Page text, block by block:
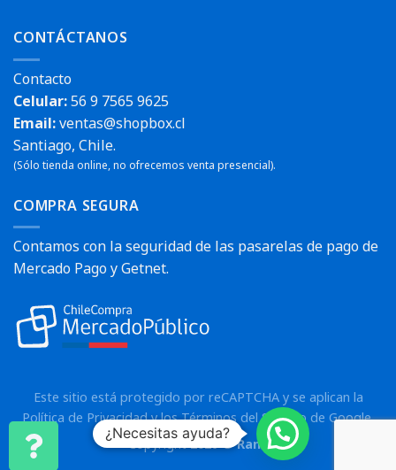
CONTÁCTANOS
Contacto
Celular:56 9 7565 9625
Email:ventas@shopbox.cl
Santiago, Chile.
(Sólo tienda online, no ofrecemos venta presencial).
COMPRA SEGURA
Contamos con la seguridad de las pasarelas de pago de
Mercado Pago y Getnet.
Este sitio está protegido por reCAPTCHA y se aplican la
Política de Privacidady losTérminos del Servicio de Google.
Copyright 2026 ©Rann
¿Necesitas ayuda?